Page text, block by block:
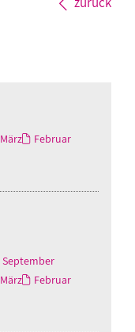
März
Februar
September
März
Februar